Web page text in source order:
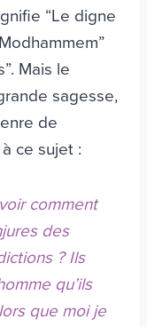
“Le digne
Mais le
sagesse,
de
ce sujet :
comment
des
? Ils
qu’ils
que moi je